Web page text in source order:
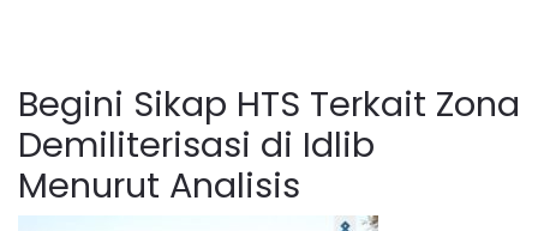
Begini Sikap HTS Terkait Zona
Demiliterisasi di Idlib
Menurut Analisis